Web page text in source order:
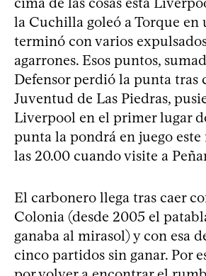
la Cuchilla goleó a Torque en
terminó con varios
agarrones. Esos puntos,
Defensor perdió la punta tras
Juventud de Las Piedras,
Liverpool en el primer lugar
punta la pondrá en juego este
las 20.00 cuando visite a
El carbonero llega tras caer
Colonia (desde 2005 el
ganaba al mirasol) y con esa
cinco partidos sin ganar. Por